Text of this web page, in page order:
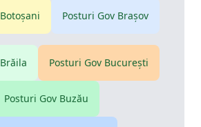
Botoşani Posturi Gov Braşov
Brăila Posturi Gov Bucureşti
Posturi Gov Buzău